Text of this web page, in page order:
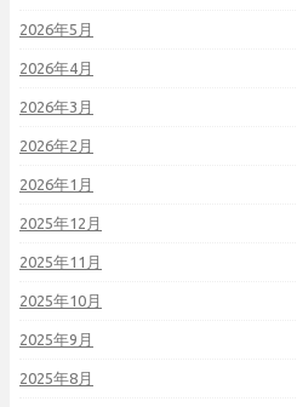
2026年5月
2026年4月
2026年3月
2026年2月
2026年1月
2025年12月
2025年11月
2025年10月
2025年9月
2025年8月